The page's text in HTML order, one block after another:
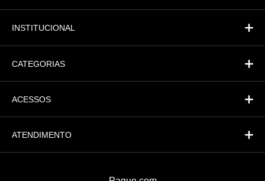
INSTITUCIONAL
CATEGORIAS
ACESSOS
ATENDIMENTO